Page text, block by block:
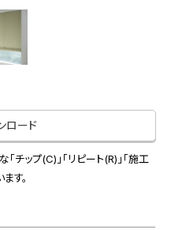
ビジネスのお客様）
ロード
ップ(C)」「リピート(R)」「施工
す。